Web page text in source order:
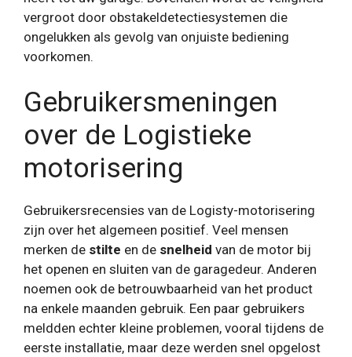
vergroot door obstakeldetectiesystemen die
ongelukken als gevolg van onjuiste bediening
voorkomen.
Gebruikersmeningen
over de Logistieke
motorisering
Gebruikersrecensies van de Logisty-motorisering
zijn over het algemeen positief. Veel mensen
merken de stilte en de snelheid van de motor bij
het openen en sluiten van de garagedeur. Anderen
noemen ook de betrouwbaarheid van het product
na enkele maanden gebruik. Een paar gebruikers
meldden echter kleine problemen, vooral tijdens de
eerste installatie, maar deze werden snel opgelost